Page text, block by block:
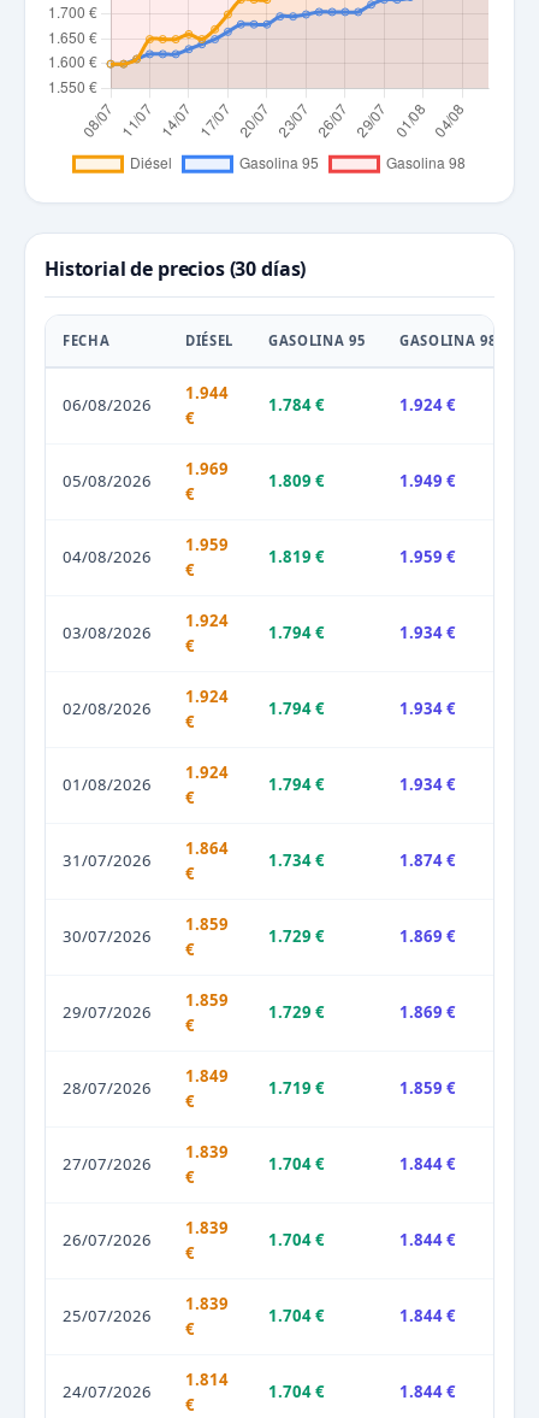
Historial de precios (30 días)
FECHA DIÉSEL GASOLINA 95 GASOLINA 98
06/08/2026
1.944
€
1.784 € 1.924 €
05/08/2026
1.969
€
1.809 € 1.949 €
04/08/2026
1.959
€
1.819 € 1.959 €
03/08/2026
1.924
€
1.794 € 1.934 €
02/08/2026
1.924
€
1.794 € 1.934 €
01/08/2026
1.924
€
1.794 € 1.934 €
31/07/2026
1.864
€
1.734 € 1.874 €
30/07/2026
1.859
€
1.729 € 1.869 €
29/07/2026
1.859
€
1.729 € 1.869 €
28/07/2026
1.849
€
1.719 € 1.859 €
27/07/2026
1.839
€
1.704 € 1.844 €
26/07/2026
1.839
€
1.704 € 1.844 €
25/07/2026
1.839
€
1.704 € 1.844 €
24/07/2026
1.814
€
1.704 € 1.844 €